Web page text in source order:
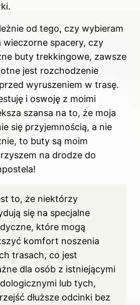
od tego, czy wybieram
wieczorne spacery, czy
buty trekkingowe, zawsze
jest rozchodzenie
wyruszeniem w trasę.
i oswoję z moimi
szansa na to, że moja
się przyjemnością, a nie
to buty są moim
na drodze do
to, że niektórzy
się na specjalne
które mogą
komfort noszenia
trasach, co jest
dla osób z istniejącymi
lub tych,
dłuższe odcinki bez